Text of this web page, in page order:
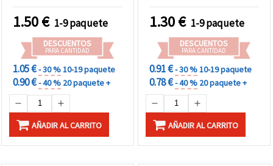
1.50€ 1-9 paquete
DESCUENTOS
PARA CANTIDAD
1.05 €- 30 %10-19 paquete
0.90 €- 40 % 20 paquete +
AÑADIR AL CARRITO
Manualidades y Packaging
Creativo
1.30€ 1-9 paquete
DESCUENTOS
PARA CANTIDAD
0.91 €- 30 %10-19 paquete
0.78 €- 40 % 20 paquete +
AÑADIR AL CARRITO